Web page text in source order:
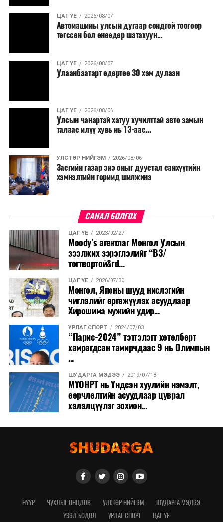
ЦАГ ҮЕ 2026/08/07
Автомашины улсын дугаар сондгой тоогоор
төгссөн бол өнөөдөр шатахуун...
ЦАГ ҮЕ 2026/08/07
Улаанбаатарт өдөртөө 30 хэм дулаан
ЦАГ ҮЕ 2026/08/06
Улсын чанартай хатуу хучилттай авто замын
талаас илүү хувь нь 13-аас...
УЛСТӨР НИЙГЭМ 2026/08/06
Засгийн газар энэ оныг дуустал санхүүгийн
хэмнэлтийн горимд шилжинэ
САНАЛ БОЛГОХ
ЦАГ ҮЕ 2023/02/27
Moody’s агентлаг Монгол Улсын
зээлжих зэрэглэлийг “В3/
тогтвортой&rd...
ЦАГ ҮЕ 2026/07/30
Монгол, Японы шууд нислэгийн
чиглэлийг өргөжүүлэх асуудлаар
Хирошима мужийн удир...
УРЛАГ СПОРТ 2024/07/03
“Парис-2024” тэтгэлэгт хөтөлбөрт
хамрагдсан тамирчдаас 9 нь Олимпын
...
ШУДАРГА МЭДЭЭ 2019/07/18
МҮОНРТ нь Үндсэн хуулийн нэмэлт,
өөрчлөлтийн асуудлаар цуврал
хэлэлцүүлэг зохион...
НҮҮР ЧУХЛЫГ ОНЦЛОВ УЛСТӨР НИЙГЭМ
ШУДАРГА МЭДЭЭ
ҮЗЭЛ БОДОЛ
УРЛАГ СПОРТ ЦАГ ҮЕ